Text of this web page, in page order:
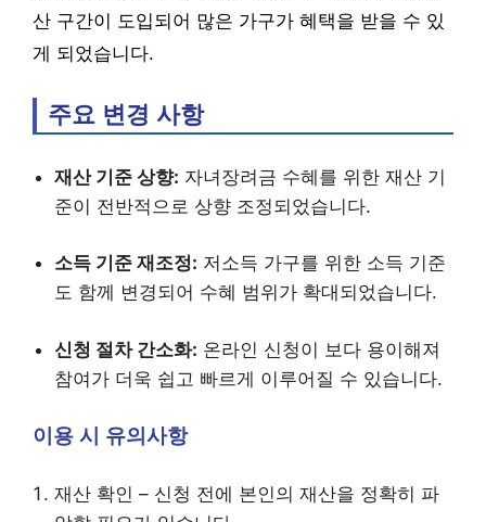
산 구간이 도입되어 많은 가구가 혜택을 받을 수 있
게 되었습니다.
주요 변경 사항
재산 기준 상향: 자녀장려금 수혜를 위한 재산 기
준이 전반적으로 상향 조정되었습니다.
소득 기준 재조정: 저소득 가구를 위한 소득 기준
도 함께 변경되어 수혜 범위가 확대되었습니다.
신청 절차 간소화: 온라인 신청이 보다 용이해져
참여가 더욱 쉽고 빠르게 이루어질 수 있습니다.
이용 시 유의사항
재산 확인 – 신청 전에 본인의 재산을 정확히 파